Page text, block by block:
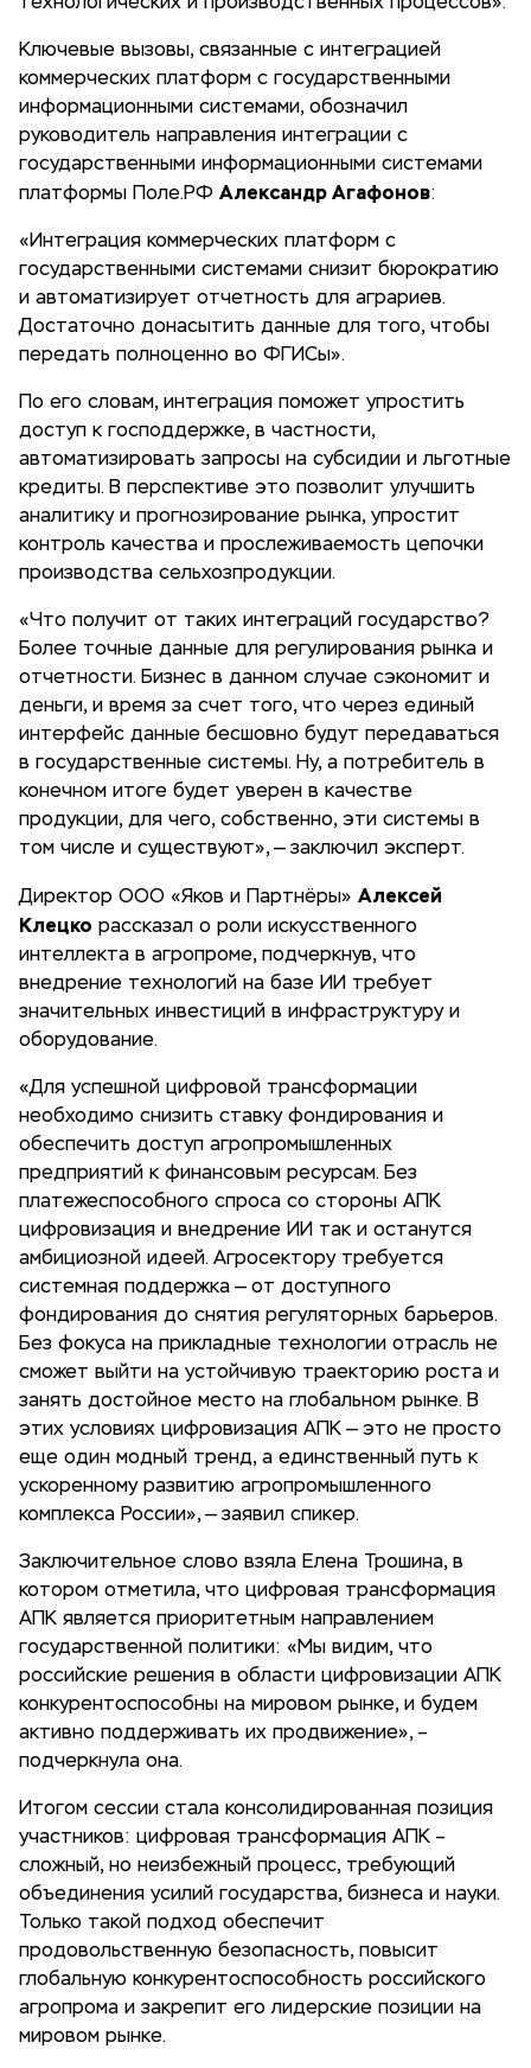
Ключевые вызовы, связанные с интеграцией
коммерческих платформ с государственными
информационными системами, обозначил
руководитель направления интеграции с
государственными информационными системами
платформы Поле.РФ Александр Агафонов:
«Интеграция коммерческих платформ с
государственными системами снизит бюрократию
и автоматизирует отчетность для аграриев.
Достаточно донасытить данные для того, чтобы
передать полноценно во ФГИСы».
По его словам, интеграция поможет упростить
доступ к господдержке, в частности,
автоматизировать запросы на субсидии и льготные
кредиты. В перспективе это позволит улучшить
аналитику и прогнозирование рынка, упростит
контроль качества и прослеживаемость цепочки
производства сельхозпродукции.
«Что получит от таких интеграций государство?
Более точные данные для регулирования рынка и
отчетности. Бизнес в данном случае сэкономит и
деньги, и время за счет того, что через единый
интерфейс данные бесшовно будут передаваться
в государственные системы. Ну, а потребитель в
конечном итоге будет уверен в качестве
продукции, для чего, собственно, эти системы в
том числе и существуют», — заключил эксперт.
Директор ООО «Яков и Партнёры» Алексей
Клецко рассказал о роли искусственного
интеллекта в агропроме, подчеркнув, что
внедрение технологий на базе ИИ требует
значительных инвестиций в инфраструктуру и
оборудование.
«Для успешной цифровой трансформации
необходимо снизить ставку фондирования и
обеспечить доступ агропромышленных
предприятий к финансовым ресурсам. Без
платежеспособного спроса со стороны АПК
цифровизация и внедрение ИИ так и останутся
амбициозной идеей. Агросектору требуется
системная поддержка — от доступного
фондирования до снятия регуляторных барьеров.
Без фокуса на прикладные технологии отрасль не
сможет выйти на устойчивую траекторию роста и
занять достойное место на глобальном рынке. В
этих условиях цифровизация АПК — это не просто
еще один модный тренд, а единственный путь к
ускоренному развитию агропромышленного
комплекса России», — заявил спикер.
Заключительное слово взяла Елена Трошина, в
котором отметила, что цифровая трансформация
АПК является приоритетным направлением
государственной политики: «Мы видим, что
российские решения в области цифровизации АПК
конкурентоспособны на мировом рынке, и будем
активно поддерживать их продвижение», –
подчеркнула она.
Итогом сессии стала консолидированная позиция
участников: цифровая трансформация АПК –
сложный, но неизбежный процесс, требующий
объединения усилий государства, бизнеса и науки.
Только такой подход обеспечит
продовольственную безопасность, повысит
глобальную конкурентоспособность российского
агропрома и закрепит его лидерские позиции на
мировом рынке.